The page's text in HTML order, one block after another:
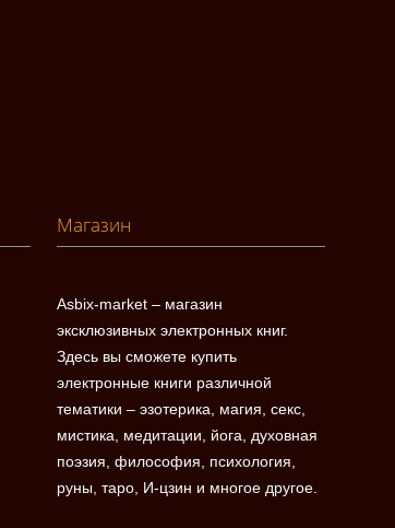
Магазин
Asbix-market – магазин
эксклюзивных электронных книг.
Здесь вы сможете купить
электронные книги различной
тематики – эзотерика, магия, секс,
мистика, медитации, йога, духовная
поэзия, философия, психология,
руны, таро, И-цзин и многое другое.